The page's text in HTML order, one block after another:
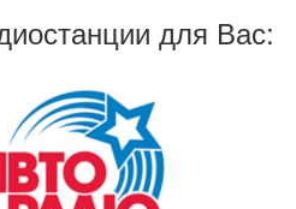
для Вас: